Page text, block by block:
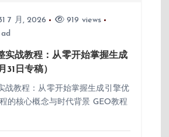
7 月, 2026
919 views
实战教程：从零开始掌握生成
31日专稿）
战教程：从零开始掌握生成引擎优
的核心概念与时代背景 GEO教程